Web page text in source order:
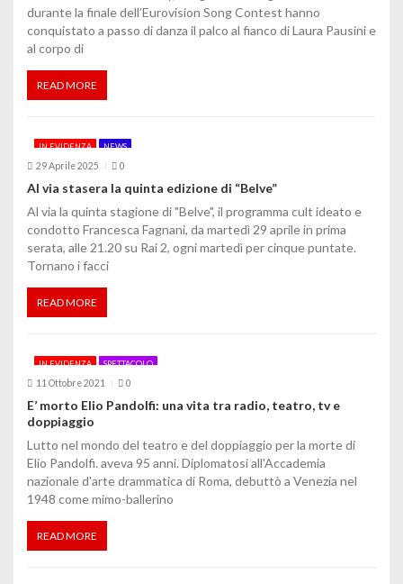
a
r
c
o
l
i
durante la finale dell’Eurovision Song Contest hanno
conquistato a passo di danza il palco al fianco di Laura Pausini e
al corpo di
READ MORE
IN EVIDENZA NEWS
29 Aprile 2025 0
Al via stasera la quinta edizione di “Belve”
Al via la quinta stagione di "Belve", il programma cult ideato e
condotto Francesca Fagnani, da martedì 29 aprile in prima
serata, alle 21.20 su Rai 2, ogni martedì per cinque puntate.
Tornano i facci
READ MORE
IN EVIDENZA SPETTACOLO
11 Ottobre 2021 0
E’ morto Elio Pandolfi: una vita tra radio, teatro, tv e
doppiaggio
Lutto nel mondo del teatro e del doppiaggio per la morte di
Elio Pandolfi. aveva 95 anni. Diplomatosi all'Accademia
nazionale d'arte drammatica di Roma, debuttò a Venezia nel
1948 come mimo-ballerino
READ MORE